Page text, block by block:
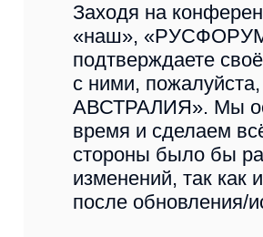
Заходя на
«наш», «РУСФОРУМ
подтверждаете
с ними,
АВСТРАЛИЯ». Мы
время и сделаем
стороны было бы
изменений, так
после обновления/